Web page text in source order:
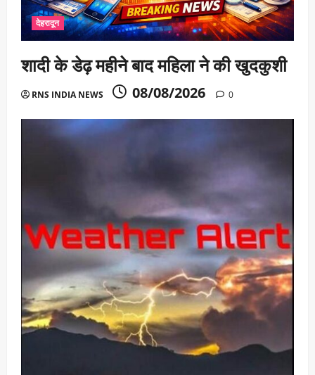
देहरादून
शादी के डेढ़ महीने बाद महिला ने की खुदकुशी
RNS INDIA NEWS 08/08/2026 0